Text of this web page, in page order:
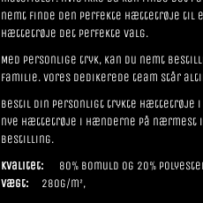
nemt finde den perfekte hættetrøje til
hættetrøje det perfekte valg.
Med personlige tryk, kan du nemt
familie. Vores dedikerede team står
Bestil din personligt trykte hættetrøje i
nye hættetrøje i hænderne på nærmest
bestilling.
Kvalitet:
80% bomuld og 20%
Vægt: 280g/m²,